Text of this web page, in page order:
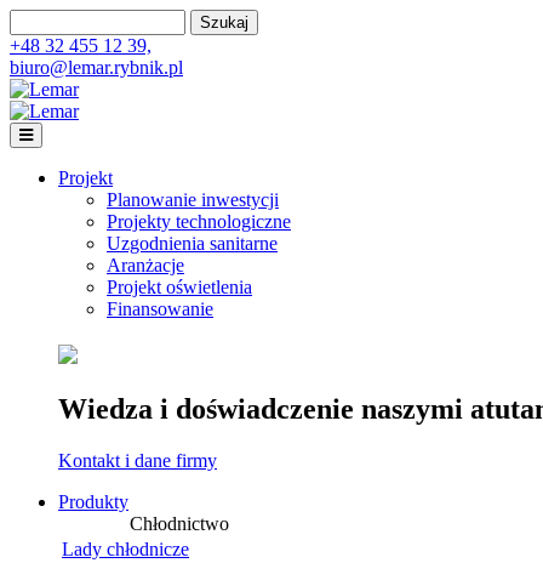
Formularz wyszukiwania
+48 32 455 12 39,
biuro@lemar.rybnik.pl
Lemar
Projekt
Planowanie inwestycji
Projekty technologiczne
Uzgodnienia sanitarne
Aranżacje
Projekt oświetlenia
Finansowanie
Wiedza i doświadczenie naszymi
Kontakt i dane firmy
Produkty
Chłodnictwo
Lady chłodnicze